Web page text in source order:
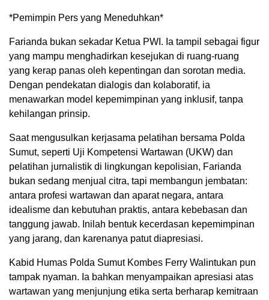
*Pemimpin Pers yang Meneduhkan*
Farianda bukan sekadar Ketua PWI. Ia tampil sebagai figur
yang mampu menghadirkan kesejukan di ruang-ruang
yang kerap panas oleh kepentingan dan sorotan media.
Dengan pendekatan dialogis dan kolaboratif, ia
menawarkan model kepemimpinan yang inklusif, tanpa
kehilangan prinsip.
Saat mengusulkan kerjasama pelatihan bersama Polda
Sumut, seperti Uji Kompetensi Wartawan (UKW) dan
pelatihan jurnalistik di lingkungan kepolisian, Farianda
bukan sedang menjual citra, tapi membangun jembatan:
antara profesi wartawan dan aparat negara, antara
idealisme dan kebutuhan praktis, antara kebebasan dan
tanggung jawab. Inilah bentuk kecerdasan kepemimpinan
yang jarang, dan karenanya patut diapresiasi.
Kabid Humas Polda Sumut Kombes Ferry Walintukan pun
tampak nyaman. Ia bahkan menyampaikan apresiasi atas
wartawan yang menjunjung etika serta berharap kemitraan